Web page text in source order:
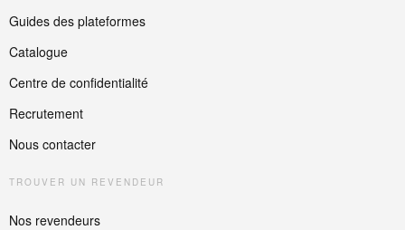
Guides des plateformes
Catalogue
Centre de confidentialité
Recrutement
Nous contacter
TROUVER UN REVENDEUR
Nos revendeurs